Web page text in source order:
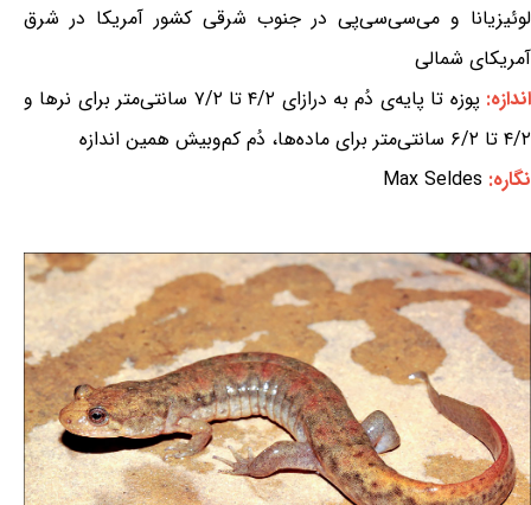
لوئیزیانا و می‌سی‌سی‌پی در جنوب شرقی کشور آمریکا در شرق
آمریکای شمالی
اندازه:
پوزه تا پایه‌ی دُم به درازای ۴/۲ تا ۷/۲ سانتی‌متر برای نرها و
۴/۲ تا ۶/۲ سانتی‌متر برای ماده‌ها، دُم کم‌وبیش همین اندازه
نگاره: Max Seldes